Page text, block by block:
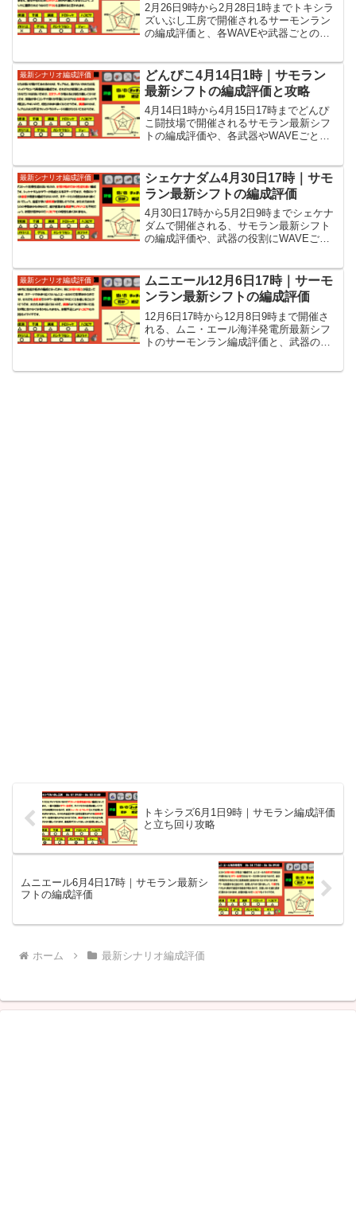
2月26日9時から2月28日1時までトキシラ
ズいぶし工房で開催されるサーモンラン
の編成評価と、各WAVEや武器ごとの立
最新シナリオ編成評価
どんぴこ4月14日1時｜サモラン
最新シフトの編成評価と攻略
4月14日1時から4月15日17時までどんぴ
こ闘技場で開催されるサモラン最新シフ
トの編成評価や、各武器やWAVEごとの
最新シナリオ編成評価
シェケナダム4月30日17時｜サモ
ラン最新シフトの編成評価
4月30日17時から5月2日9時までシェケナ
ダムで開催される、サモラン最新シフト
の編成評価や、武器の役割にWAVEごと
最新シナリオ編成評価
ムニエール12月6日17時｜サーモ
ンラン最新シフトの編成評価
12月6日17時から12月8日9時まで開催さ
れる、ムニ・エール海洋発電所最新シフ
トのサーモンラン編成評価と、武器の役
トキシラズ6月1日9時｜サモラン編成評価
と立ち回り攻略
ムニエール6月4日17時｜サモラン最新シ
フトの編成評価
ホーム 最新シナリオ編成評価